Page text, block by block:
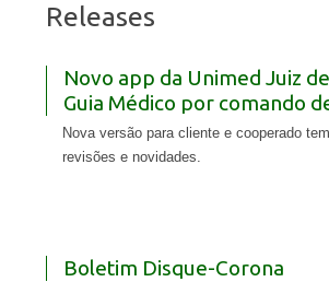
Releases
Novo app da Unimed Juiz
Guia Médico por comando
Nova versão para cliente e cooperado
revisões e novidades.
Boletim Disque-Corona